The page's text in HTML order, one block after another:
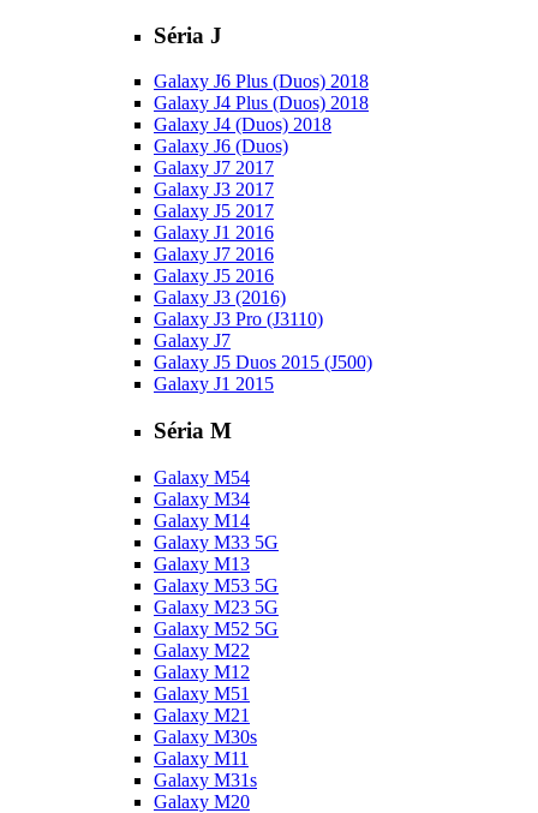
Séria J
Galaxy J6 Plus (Duos) 2018
Galaxy J4 Plus (Duos) 2018
Galaxy J4 (Duos) 2018
Galaxy J6 (Duos)
Galaxy J7 2017
Galaxy J3 2017
Galaxy J5 2017
Galaxy J1 2016
Galaxy J7 2016
Galaxy J5 2016
Galaxy J3 (2016)
Galaxy J3 Pro (J3110)
Galaxy J7
Galaxy J5 Duos 2015 (J500)
Galaxy J1 2015
Séria M
Galaxy M54
Galaxy M34
Galaxy M14
Galaxy M33 5G
Galaxy M13
Galaxy M53 5G
Galaxy M23 5G
Galaxy M52 5G
Galaxy M22
Galaxy M12
Galaxy M51
Galaxy M21
Galaxy M30s
Galaxy M11
Galaxy M31s
Galaxy M20